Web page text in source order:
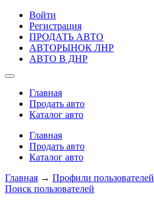
Войти
Регистрация
ПРОДАТЬ АВТО
АВТОРЫНОК ЛНР
АВТО В ДНР
Главная
Продать авто
Каталог авто
Главная
Продать авто
Каталог авто
Главная → Профили пользователей
Поиск пользователей